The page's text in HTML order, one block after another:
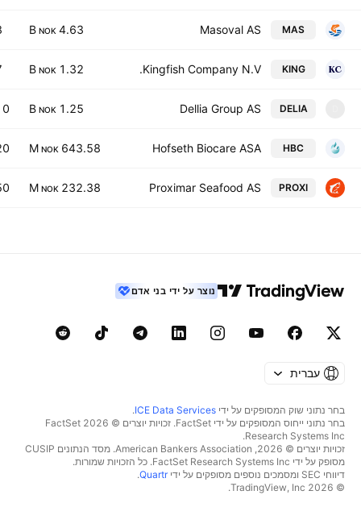
MAS
Masoval AS
4.63 B
NOK
KING
Kingfish Company N.V.
1.32 B
NOK
DELIA
Dellia Group AS
1.25 B
NOK
HBC
Hofseth Biocare ASA
643.58 M
NOK
PROXI
Proximar Seafood AS
232.38 M
NOK
נוצר על ידי בני אדם
עברית
בחר נתוני שוק המסופקים על ידי ICE Data Services
.
בחר נתוני ייחוס המסופקים על ידי FactSet. זכויות יוצרים © 2026 ‏FactSet
Research Systems Inc.‏
זכויות יוצרים © 2026, ‏American Bankers Association. מסד הנתונים CUSIP
מסופק על ידי FactSet Research Systems Inc. כל הזכויות שמורות.
דיווחי SEC ומסמכים נוספים מסופקים על ידי
Quartr
.
© 2026 ‏TradingView, Inc.‏